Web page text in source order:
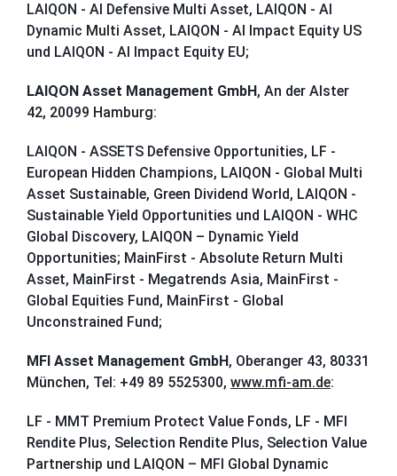
LAIQON - AI Defensive Multi Asset, LAIQON - AI
Dynamic Multi Asset, LAIQON - AI Impact Equity US
und LAIQON - AI Impact Equity EU;
LAIQON Asset Management GmbH, An der Alster
42, 20099 Hamburg:
LAIQON - ASSETS Defensive Opportunities, LF -
European Hidden Champions, LAIQON - Global Multi
Asset Sustainable, Green Dividend World, LAIQON -
Sustainable Yield Opportunities und LAIQON - WHC
Global Discovery, LAIQON – Dynamic Yield
Opportunities; MainFirst - Absolute Return Multi
Asset, MainFirst - Megatrends Asia, MainFirst -
Global Equities Fund, MainFirst - Global
Unconstrained Fund;
MFI Asset Management GmbH, Oberanger 43, 80331
München, Tel: +49 89 5525300, www.mfi-am.de:
LF - MMT Premium Protect Value Fonds, LF - MFI
Rendite Plus, Selection Rendite Plus, Selection Value
Partnership und LAIQON – MFI Global Dynamic